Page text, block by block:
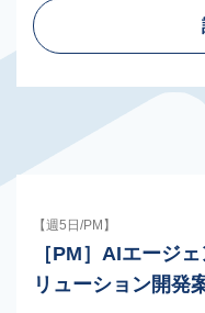
【週5日/PM】
［PM］AIエージ
リューション開発